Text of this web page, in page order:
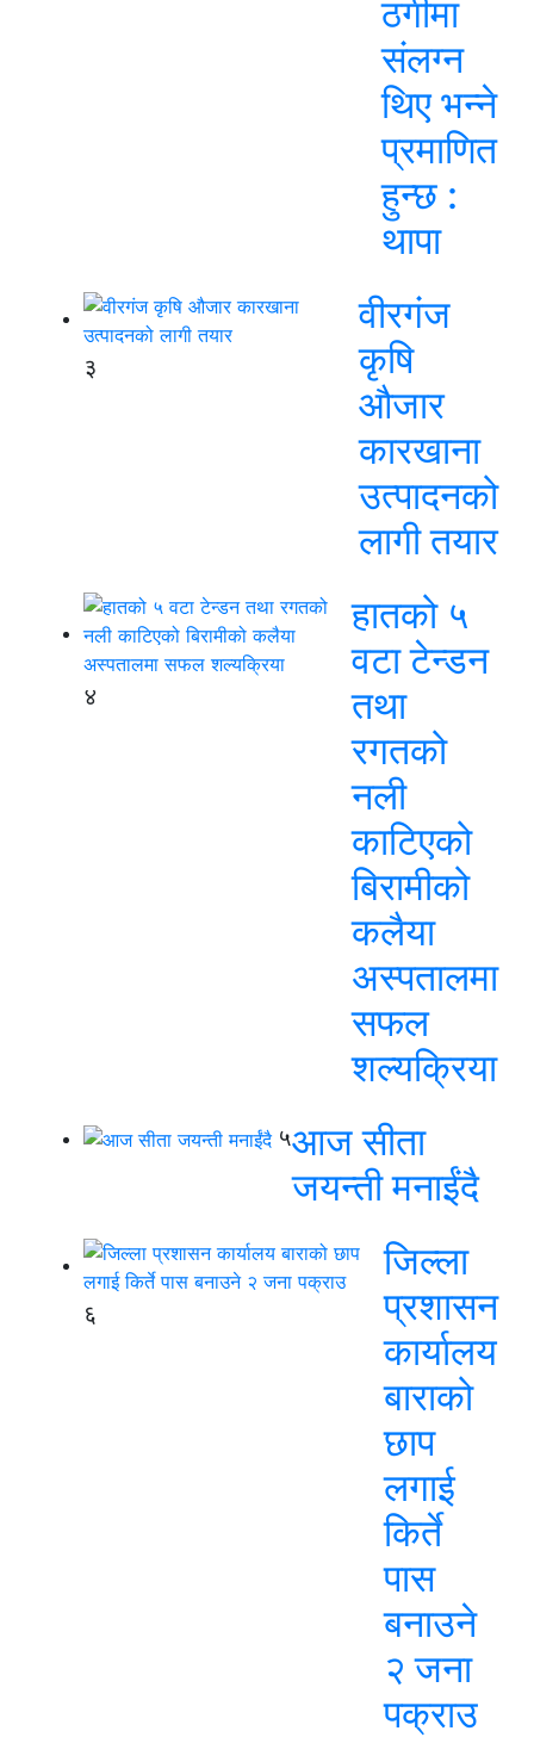
ठगीमा
संलग्न
थिए भन्ने
प्रमाणित
हुन्छ :
थापा
३
वीरगंज
कृषि
औजार
कारखाना
उत्पादनको
लागी तयार
४
हातको ५
वटा टेन्डन
तथा
रगतको
नली
काटिएको
बिरामीको
कलैया
अस्पतालमा
सफल
शल्यक्रिया
५आज सीता
जयन्ती मनाईंदै
६
जिल्ला
प्रशासन
कार्यालय
बाराको
छाप
लगाई
किर्ते
पास
बनाउने
२ जना
पक्राउ